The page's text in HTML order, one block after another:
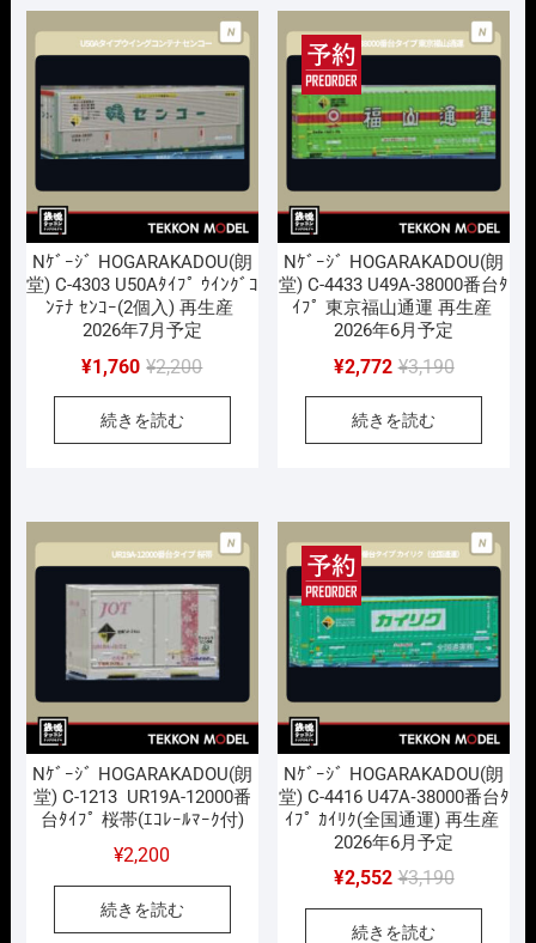
し
た。
で
す。
し
た。
¥1,760
で
す。
Nｹﾞｰｼﾞ HOGARAKADOU(朗
堂) C-4303 U50Aﾀｲﾌﾟ ｳｲﾝｸﾞｺ
ﾝﾃﾅ ｾﾝｺｰ(2個入) 再生産
2026年7月予定
¥2,200元
の
格
で
し
た。
¥1,760
現
在
価
¥1,760
で
す。
続きを読む
Nｹﾞｰｼﾞ HOGARAKADOU(朗
堂) C-4433 U49A-38000番台ﾀ
ｲﾌﾟ 東京福山通運 再生産
2026年6月予定
¥3,190元
の
格
で
し
た。
¥2,772
現
在
価
¥2,772
で
す。
続きを読む
Nｹﾞｰｼﾞ HOGARAKADOU(朗
堂) C-1213 UR19A-12000番
台ﾀｲﾌﾟ 桜帯(ｴｺﾚｰﾙﾏｰｸ付)
¥2,200
続きを読む
Nｹﾞｰｼﾞ HOGARAKADOU(朗
堂) C-4416 U47A‐38000番台ﾀ
ｲﾌﾟ ｶｲﾘｸ(全国通運) 再生産
2026年6月予定
¥3,190元
の
¥2,552
現
在
続きを読む